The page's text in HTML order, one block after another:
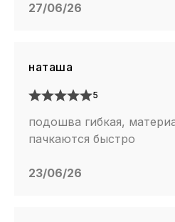
27/06/26
наташа
5
подошва гибкая,
пачкаются быстро
23/06/26